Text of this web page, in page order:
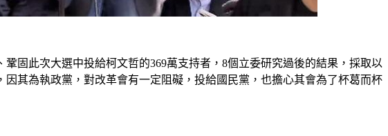
固此次大選中投給柯文哲的369萬支持者，8個立委研究過後的結果，採取以
其為執政黨，對改革會有一定阻礙，投給國民黨，也擔心其會為了杯葛而杯